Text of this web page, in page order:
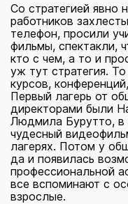
Со стратегией явно
работников
телефон, просили
фильмы, спектакли,
кто с чем, а то и
уж тут стратегия.
курсов,
Первый лагерь от
директорами были
Людмила Бурутто, в
чудесный
лагерях. Потом у
да и появилась
профессиональной
все вспоминают с
взрослые.